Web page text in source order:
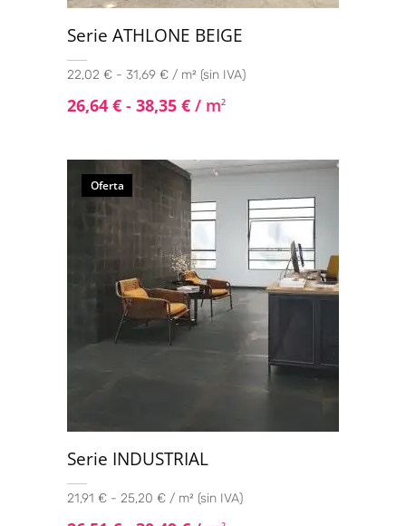
Serie ATHLONE BEIGE
22,02 € - 31,69 € / m² (sin IVA)
26,64 € - 38,35 € / m2
Oferta
Serie INDUSTRIAL
21,91 € - 25,20 € / m² (sin IVA)